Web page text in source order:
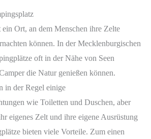
Ort, an dem Menschen ihre Zelte
können. In der Mecklenburgischen
oft in der Nähe von Seen
die Natur genießen können.
in der Regel einige
wie Toiletten und Duschen, aber
eigenes Zelt und ihre eigene Ausrüstung
bieten viele Vorteile. Zum einen